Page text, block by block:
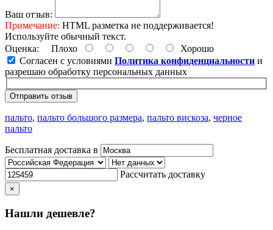
Ваш отзыв:
Примечание: HTML разметка не поддерживается!
Используйте обычный текст.
Оценка: Плохо
Хорошо
Согласен с условиями Политика конфиденциальности и
разрешаю обработку персональных данных
Отправить отзыв
пальто, пальто большого размера, пальто вискоза, черное
пальто
Бесплатная доставка в
Рассчитать доставку
×
Нашли дешевле?